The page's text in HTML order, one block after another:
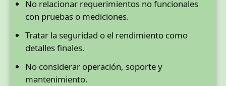
No relacionar requerimientos no funcionales
con pruebas o mediciones.
Tratar la seguridad o el rendimiento como
detalles finales.
No considerar operación, soporte y
mantenimiento.